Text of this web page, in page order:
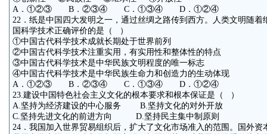
A．①②③ B．②③④ C．①③④ D．①②④
22．纸是中国四大发明之一，通过丝绸之路传到西方。人类文明随
国科学技术正确评价的是（ ）
①中国古代科学技术成就长期处于世界前列
②中国古代科学技术注重实用，有实用性和整体性的特点
③中国古代科学技术是中华民族文明程度的唯一标志
④中国古代科学技术是中华民族生命力和创造力的生动体现
A．①②③ B．②③④ C．①③④ D．①②④
23.建设中国特色社会主义文化的根本要求和根本保证是（ ）
A.坚持为经济建设的中心服务 B.坚持文化的对外开放
C.坚持先进文化的前进方向 D.坚持民主集中制原则
24．我国加入世界贸易组织后，扩大了文化市场准入的范围。国外